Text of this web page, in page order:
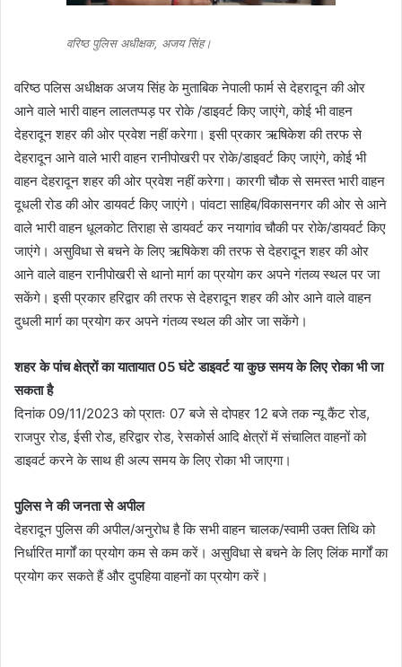
वरिष्ठ पुलिस अधीक्षक, अजय सिंह।
वरिष्ठ पलिस अधीक्षक अजय सिंह के मुताबिक नेपाली फार्म से देहरादून की ओर
आने वाले भारी वाहन लालतप्पड़ पर रोके /डाइवर्ट किए जाएंगे, कोई भी वाहन
देहरादून शहर की ओर प्रवेश नहीं करेगा। इसी प्रकार ऋषिकेश की तरफ से
देहरादून आने वाले भारी वाहन रानीपोखरी पर रोके/डाइवर्ट किए जाएंगे, कोई भी
वाहन देहरादून शहर की ओर प्रवेश नहीं करेगा। कारगी चौक से समस्त भारी वाहन
दूधली रोड की ओर डायवर्ट किए जाएंगे। पांवटा साहिब/विकासनगर की ओर से आने
वाले भारी वाहन धूलकोट तिराहा से डायवर्ट कर नयागांव चौकी पर रोके/डायवर्ट किए
जाएंगे। असुविधा से बचने के लिए ऋषिकेश की तरफ से देहरादून शहर की ओर
आने वाले वाहन रानीपोखरी से थानो मार्ग का प्रयोग कर अपने गंतव्य स्थल पर जा
सकेंगे। इसी प्रकार हरिद्वार की तरफ से देहरादून शहर की ओर आने वाले वाहन
दुधली मार्ग का प्रयोग कर अपने गंतव्य स्थल की ओर जा सकेंगे।
शहर के पांच क्षेत्रों का यातायात 05 घंटे डाइवर्ट या कुछ समय के लिए रोका भी जा
सकता है
दिनांक 09/11/2023 को प्रातः 07 बजे से दोपहर 12 बजे तक न्यू कैंट रोड,
राजपुर रोड, ईसी रोड, हरिद्वार रोड, रेसकोर्स आदि क्षेत्रों में संचालित वाहनों को
डाइवर्ट करने के साथ ही अल्प समय के लिए रोका भी जाएगा।
पुलिस ने की जनता से अपील
देहरादून पुलिस की अपील/अनुरोध है कि सभी वाहन चालक/स्वामी उक्त तिथि को
निर्धारित मार्गों का प्रयोग कम से कम करें। असुविधा से बचने के लिए लिंक मार्गों का
प्रयोग कर सकते हैं और दुपहिया वाहनों का प्रयोग करें।